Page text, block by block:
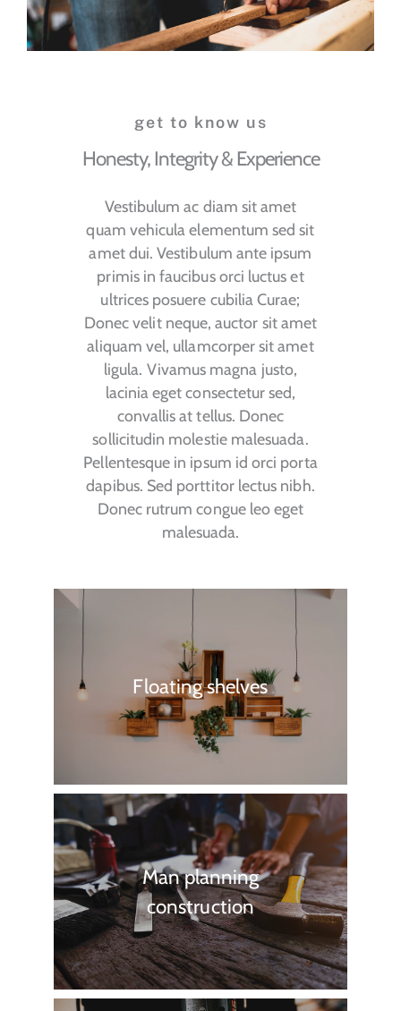
Contact
get to know us
Honesty, Integrity & Experience
Vestibulum ac diam sit amet
quam vehicula elementum sed sit
amet dui. Vestibulum ante ipsum
primis in faucibus orci luctus et
ultrices posuere cubilia Curae;
Donec velit neque, auctor sit amet
aliquam vel, ullamcorper sit amet
ligula. Vivamus magna justo,
lacinia eget consectetur sed,
convallis at tellus. Donec
sollicitudin molestie malesuada.
Pellentesque in ipsum id orci porta
dapibus. Sed porttitor lectus nibh.
Donec rutrum congue leo eget
malesuada.
Floating shelves
Man planning
construction